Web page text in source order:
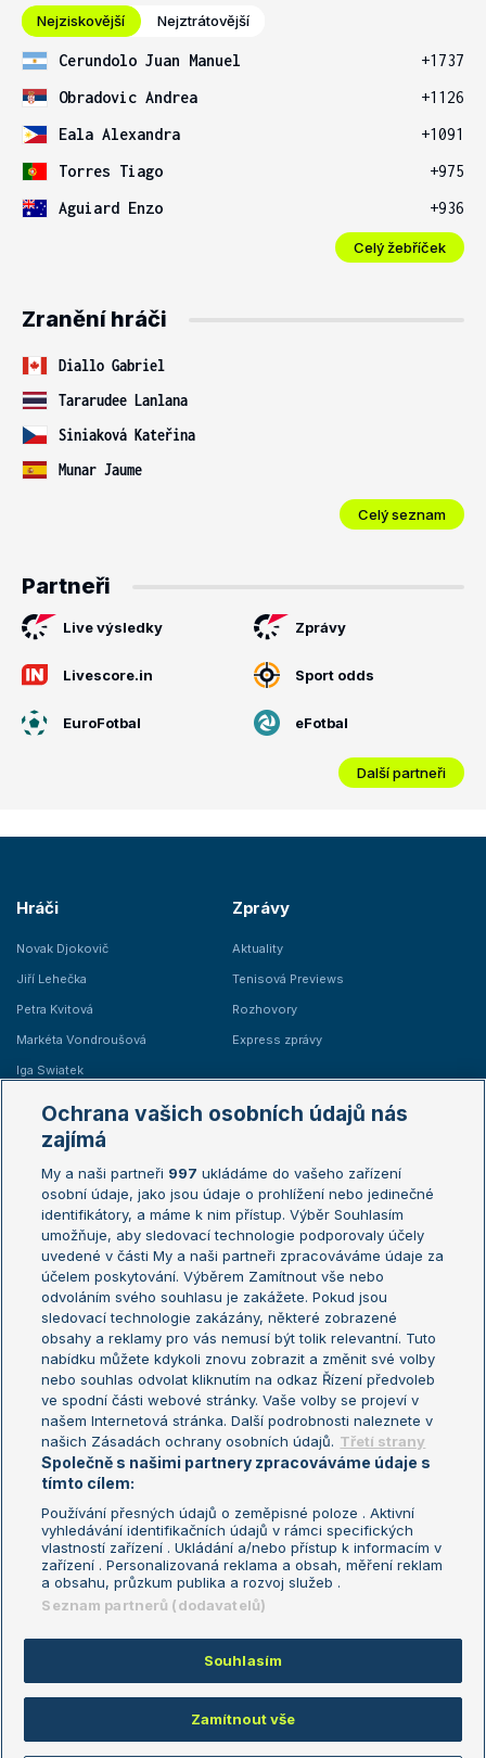
Nejziskovější Nejztrátovější
Cerundolo Juan Manuel
+1737
Obradovic Andrea
+1126
Eala Alexandra
+1091
Torres Tiago
+975
Aguiard Enzo
+936
Celý žebříček
Zranění hráči
Diallo Gabriel
Tararudee Lanlana
Siniaková Kateřina
Munar Jaume
Celý seznam
Partneři
Live výsledky Zprávy
Livescore.in Sport odds
EuroFotbal eFotbal
Další partneři
Hráči
Novak Djokovič
Jiří Lehečka
Petra Kvitová
Markéta Vondroušová
Iga Swiatek
Zprávy
Aktuality
Tenisová Previews
Rozhovory
Express zprávy
Žebříčky
Žebříček ATP (muži)
Žebříček WTA (ženy)
Sázkařský žebříček
Australian Open
French Open
Wimbledon
US Open
Turnaj mistrů
Turnaj mistryň
Aktualní trendy
Fotbalové přestupy
Livesport Daily
LS Prague Open
Podmínky užití
Nastavení soukromí
GDPR a žurnalistika
Reklama
Kontakt
Informace o zpracování osobních
údajů
Copyright © 2008-2026 TenisPortal.cz. Využíváme zpravodajství ČTK.
Ochrana vašich osobních údajů nás
zajímá
My a naši partneři 997 ukládáme do vašeho zařízení
osobní údaje, jako jsou údaje o prohlížení nebo jedinečné
identifikátory, a máme k nim přístup. Výběr Souhlasím
umožňuje, aby sledovací technologie podporovaly účely
uvedené v části My a naši partneři zpracováváme údaje za
účelem poskytování. Výběrem Zamítnout vše nebo
odvoláním svého souhlasu je zakážete. Pokud jsou
sledovací technologie zakázány, některé zobrazené
obsahy a reklamy pro vás nemusí být tolik relevantní. Tuto
nabídku můžete kdykoli znovu zobrazit a změnit své volby
nebo souhlas odvolat kliknutím na odkaz Řízení předvoleb
ve spodní části webové stránky. Vaše volby se projeví v
našem Internetová stránka. Další podrobnosti naleznete v
našich Zásadách ochrany osobních údajů. Třetí strany
Společně s našimi partnery zpracováváme údaje s
tímto cílem:
Používání přesných údajů o zeměpisné poloze . Aktivní
vyhledávání identifikačních údajů v rámci specifických
vlastností zařízení . Ukládání a/nebo přístup k informacím v
zařízení . Personalizovaná reklama a obsah, měření reklam
a obsahu, průzkum publika a rozvoj služeb .
Seznam partnerů (dodavatelů)
Souhlasím
Zamítnout vše